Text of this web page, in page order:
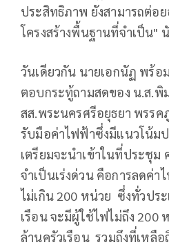
ประสิทธิภาพ ยังสามารถต่อ
โครงสร้างพื้นฐานที่จำเป็น"
วันเดียวกัน นายเอกนัฏ พร้อ
ตอบกระทู้ถามสดของ น.ส.
สส.พระนครศรีอยุธยา พรรค
รับมือค่าไฟฟ้าซึ่งมีแนวโน้ม
เตรียมจะนำเข้าในที่ประชุม
จำเป็นเร่งด่วน คือการลดค่
ไม่เกิน 200 หน่วย ซึ่งทั่วปร
เรือน จะมีผู้ใช้ไฟไม่ถึง
ล้านครัวเรือน รวมถึงที่เหลือ